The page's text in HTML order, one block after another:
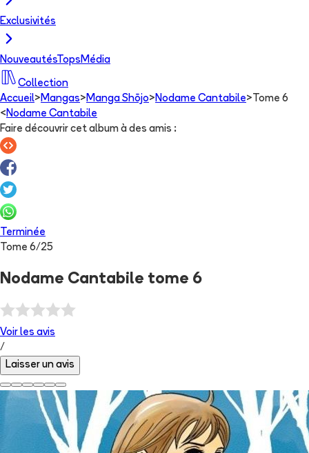
Exclusivités
NouveautésTops Média
Collection
Accueil> Mangas> Manga Shōjo> Nodame Cantabile> Tome 6
< Nodame Cantabile
Faire découvrir cet album à des amis :
Terminée
Tome 6/25
Nodame Cantabile tome 6
Voir les avis
/
Laisser un avis